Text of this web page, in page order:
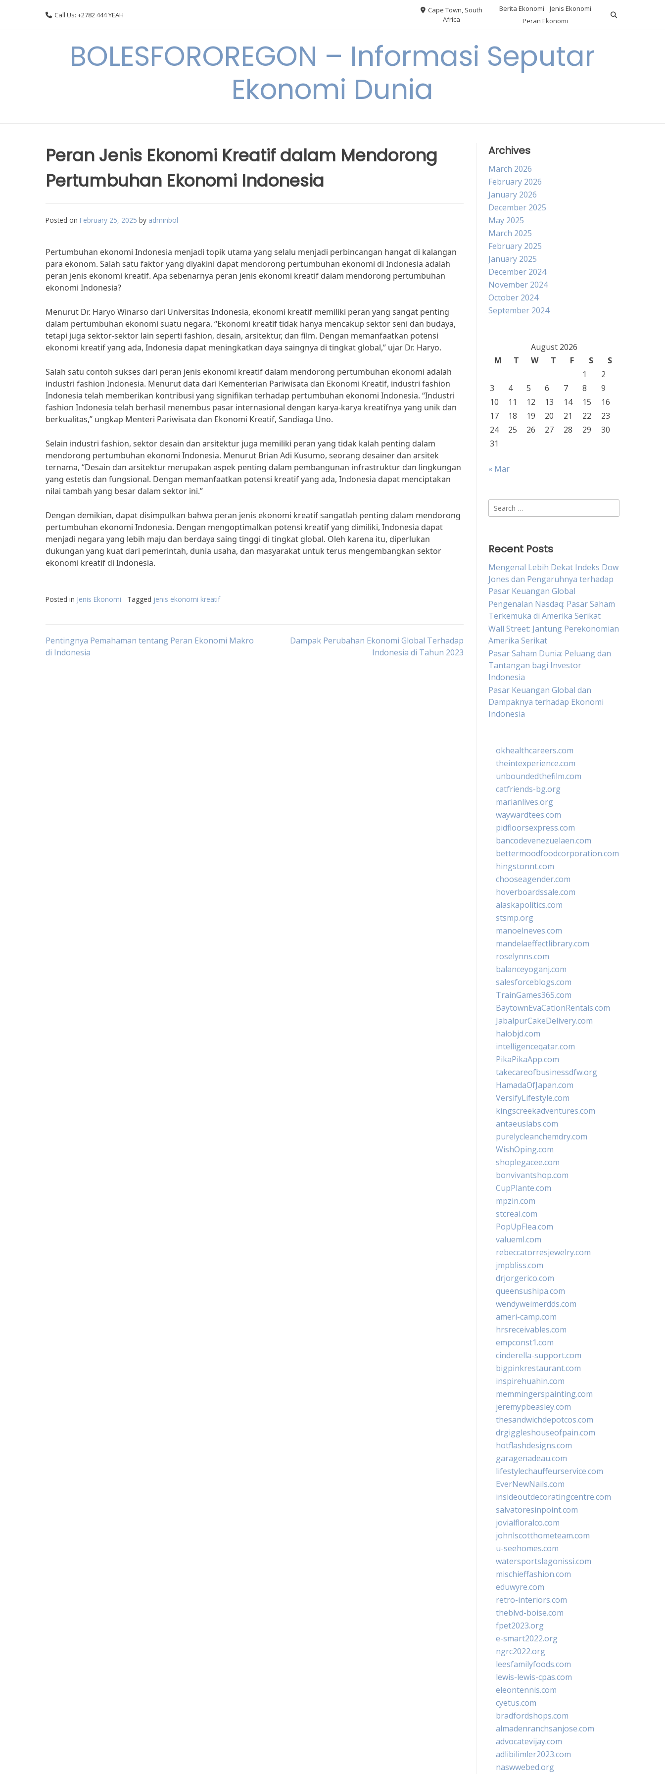
Call Us: +2782 444 YEAH
Cape Town, South
Africa
Berita Ekonomi
Jenis Ekonomi
Peran Ekonomi
BOLESFOROREGON – Informasi Seputar
Ekonomi Dunia
Peran Jenis Ekonomi Kreatif dalam Mendorong
Pertumbuhan Ekonomi Indonesia
Posted on February 25, 2025 by adminbol
Pertumbuhan ekonomi Indonesia menjadi topik utama yang selalu menjadi perbincangan hangat di kalangan
para ekonom. Salah satu faktor yang diyakini dapat mendorong pertumbuhan ekonomi di Indonesia adalah
peran jenis ekonomi kreatif. Apa sebenarnya peran jenis ekonomi kreatif dalam mendorong pertumbuhan
ekonomi Indonesia?
Menurut Dr. Haryo Winarso dari Universitas Indonesia, ekonomi kreatif memiliki peran yang sangat penting
dalam pertumbuhan ekonomi suatu negara. “Ekonomi kreatif tidak hanya mencakup sektor seni dan budaya,
tetapi juga sektor-sektor lain seperti fashion, desain, arsitektur, dan film. Dengan memanfaatkan potensi
ekonomi kreatif yang ada, Indonesia dapat meningkatkan daya saingnya di tingkat global,” ujar Dr. Haryo.
Salah satu contoh sukses dari peran jenis ekonomi kreatif dalam mendorong pertumbuhan ekonomi adalah
industri fashion Indonesia. Menurut data dari Kementerian Pariwisata dan Ekonomi Kreatif, industri fashion
Indonesia telah memberikan kontribusi yang signifikan terhadap pertumbuhan ekonomi Indonesia. “Industri
fashion Indonesia telah berhasil menembus pasar internasional dengan karya-karya kreatifnya yang unik dan
berkualitas,” ungkap Menteri Pariwisata dan Ekonomi Kreatif, Sandiaga Uno.
Selain industri fashion, sektor desain dan arsitektur juga memiliki peran yang tidak kalah penting dalam
mendorong pertumbuhan ekonomi Indonesia. Menurut Brian Adi Kusumo, seorang desainer dan arsitek
ternama, “Desain dan arsitektur merupakan aspek penting dalam pembangunan infrastruktur dan lingkungan
yang estetis dan fungsional. Dengan memanfaatkan potensi kreatif yang ada, Indonesia dapat menciptakan
nilai tambah yang besar dalam sektor ini.”
Dengan demikian, dapat disimpulkan bahwa peran jenis ekonomi kreatif sangatlah penting dalam mendorong
pertumbuhan ekonomi Indonesia. Dengan mengoptimalkan potensi kreatif yang dimiliki, Indonesia dapat
menjadi negara yang lebih maju dan berdaya saing tinggi di tingkat global. Oleh karena itu, diperlukan
dukungan yang kuat dari pemerintah, dunia usaha, dan masyarakat untuk terus mengembangkan sektor
ekonomi kreatif di Indonesia.
Posted in Jenis Ekonomi Tagged jenis ekonomi kreatif
Post
Pentingnya Pemahaman tentang Peran Ekonomi Makro
di Indonesia
Dampak Perubahan Ekonomi Global Terhadap
Indonesia di Tahun 2023
Archives
March 2026
February 2026
January 2026
December 2025
May 2025
March 2025
February 2025
January 2025
December 2024
November 2024
October 2024
September 2024
August 2026
M
T W T F S
S
1
2
3
4 5 6 7 8
9
10
11 12 13 14 15
16
17
18 19 20 21 22
23
24
25 26 27 28 29
30
31
« Mar
Search
for:
Recent Posts
Mengenal Lebih Dekat Indeks Dow
Jones dan Pengaruhnya terhadap
Pasar Keuangan Global
Pengenalan Nasdaq: Pasar Saham
Terkemuka di Amerika Serikat
Wall Street: Jantung Perekonomian
Amerika Serikat
Pasar Saham Dunia: Peluang dan
Tantangan bagi Investor
Indonesia
Pasar Keuangan Global dan
Dampaknya terhadap Ekonomi
Indonesia
okhealthcareers.com
theintexperience.com
unboundedthefilm.com
catfriends-bg.org
marianlives.org
waywardtees.com
pidfloorsexpress.com
bancodevenezuelaen.com
bettermoodfoodcorporation.com
hingstonnt.com
chooseagender.com
hoverboardssale.com
alaskapolitics.com
stsmp.org
manoelneves.com
mandelaeffectlibrary.com
roselynns.com
balanceyoganj.com
salesforceblogs.com
TrainGames365.com
BaytownEvaCationRentals.com
JabalpurCakeDelivery.com
halobjd.com
intelligenceqatar.com
PikaPikaApp.com
takecareofbusinessdfw.org
HamadaOfJapan.com
VersifyLifestyle.com
kingscreekadventures.com
antaeuslabs.com
purelycleanchemdry.com
WishOping.com
shoplegacee.com
bonvivantshop.com
CupPlante.com
mpzin.com
stcreal.com
PopUpFlea.com
valueml.com
rebeccatorresjewelry.com
jmpbliss.com
drjorgerico.com
queensushipa.com
wendyweimerdds.com
ameri-camp.com
hrsreceivables.com
empconst1.com
cinderella-support.com
bigpinkrestaurant.com
inspirehuahin.com
memmingerspainting.com
jeremypbeasley.com
thesandwichdepotcos.com
drgiggleshouseofpain.com
hotflashdesigns.com
garagenadeau.com
lifestylechauffeurservice.com
EverNewNails.com
insideoutdecoratingcentre.com
salvatoresinpoint.com
jovialfloralco.com
johnlscotthometeam.com
u-seehomes.com
watersportslagonissi.com
mischieffashion.com
eduwyre.com
retro-interiors.com
theblvd-boise.com
fpet2023.org
e-smart2022.org
ngrc2022.org
leesfamilyfoods.com
lewis-lewis-cpas.com
eleontennis.com
cyetus.com
bradfordshops.com
almadenranchsanjose.com
advocatevijay.com
adlibilimler2023.com
naswwebed.org